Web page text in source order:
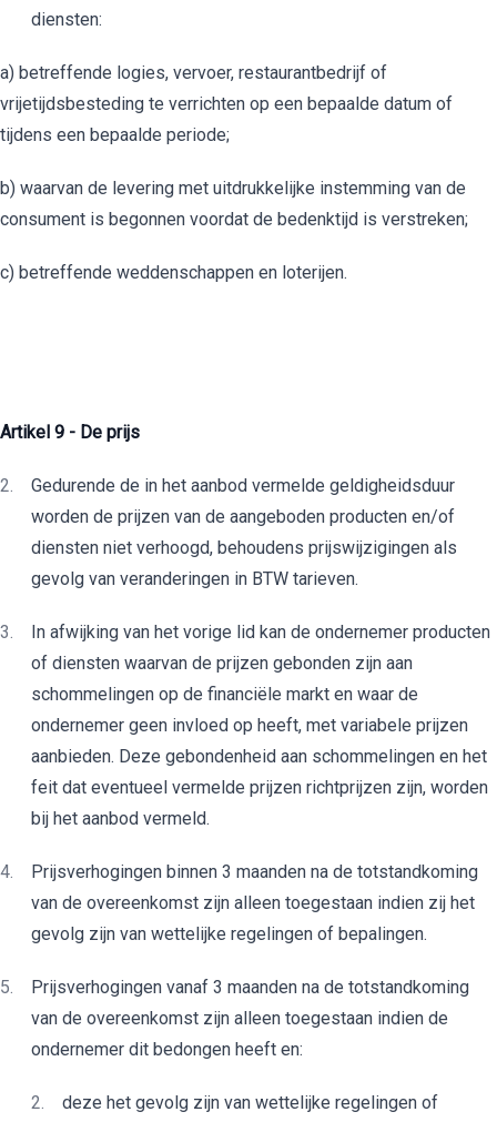
diensten:
a) betreffende logies, vervoer, restaurantbedrijf of
vrijetijdsbesteding te verrichten op een bepaalde datum of
tijdens een bepaalde periode;
b) waarvan de levering met uitdrukkelijke instemming van de
consument is begonnen voordat de bedenktijd is verstreken;
c) betreffende weddenschappen en loterijen.
Artikel 9 - De prijs
Gedurende de in het aanbod vermelde geldigheidsduur
worden de prijzen van de aangeboden producten en/of
diensten niet verhoogd, behoudens prijswijzigingen als
gevolg van veranderingen in BTW tarieven.
In afwijking van het vorige lid kan de ondernemer producten
of diensten waarvan de prijzen gebonden zijn aan
schommelingen op de financiële markt en waar de
ondernemer geen invloed op heeft, met variabele prijzen
aanbieden. Deze gebondenheid aan schommelingen en het
feit dat eventueel vermelde prijzen richtprijzen zijn, worden
bij het aanbod vermeld.
Prijsverhogingen binnen 3 maanden na de totstandkoming
van de overeenkomst zijn alleen toegestaan indien zij het
gevolg zijn van wettelijke regelingen of bepalingen.
Prijsverhogingen vanaf 3 maanden na de totstandkoming
van de overeenkomst zijn alleen toegestaan indien de
ondernemer dit bedongen heeft en:
deze het gevolg zijn van wettelijke regelingen of